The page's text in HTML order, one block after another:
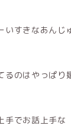
いすきなあんじ
るのはやっぱり
手でお話上手な